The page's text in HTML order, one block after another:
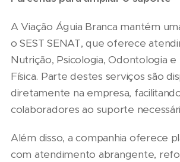
A Viação Águia Branca mantém
o SEST SENAT, que oferece
Nutrição, Psicologia, Odontologia e
Física. Parte destes serviços são
diretamente na empresa,
colaboradores ao suporte
Além disso, a companhia oferece
com atendimento abrangente,